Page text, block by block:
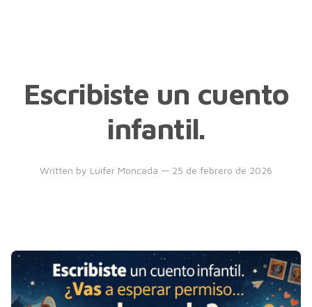
Escribiste un cuento
infantil.
Written by Luifer Moncada — 25 de febrero de 2026